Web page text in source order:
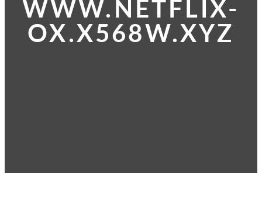
WWW.NETFLIX-
OX.X568W.XYZ